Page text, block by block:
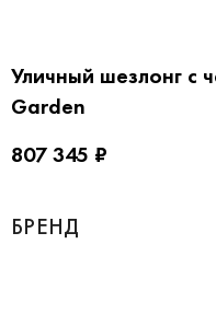
Уличный шезлонг с
Garden
807 345 ₽
БРЕНД